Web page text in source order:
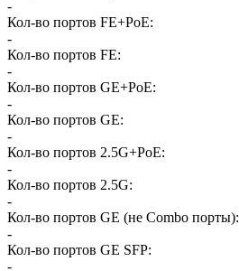
-
Кол-во портов FE+PoE:
-
Кол-во портов FE:
-
Кол-во портов GE+PoE:
-
Кол-во портов GE:
-
Кол-во портов 2.5G+PoE:
-
Кол-во портов 2.5G:
-
Кол-во портов GE (не Combo порты):
-
Кол-во портов GE SFP:
-